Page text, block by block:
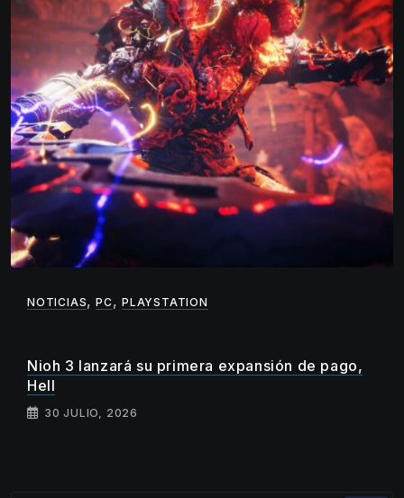
NOTICIAS,PC,PLAYSTATION
Nioh 3 lanzará su primera expansión de pago,
Hell
30 JULIO, 2026